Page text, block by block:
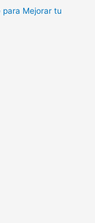
para Mejorar tu